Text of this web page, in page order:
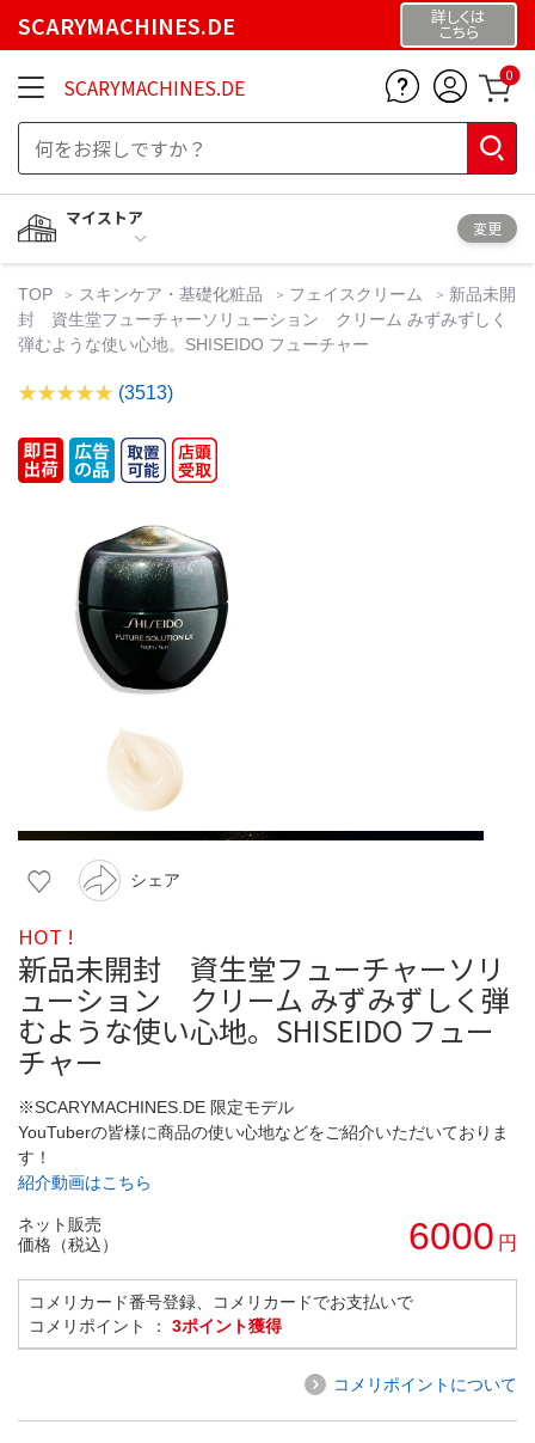
SCARYMACHINES.DE 詳しくは
こちら
SCARYMACHINES.DE 0
マイストア
変更
TOP スキンケア・基礎化粧品 フェイスクリーム
新品未開
封 資生堂フューチャーソリューション クリーム みずみずしく
弾むような使い心地。SHISEIDO フューチャー
(3513)
シェア
HOT !
新品未開封 資生堂フューチャーソリ
ューション クリーム みずみずしく弾
むような使い心地。SHISEIDO フュー
チャー
※SCARYMACHINES.DE 限定モデル
YouTuberの皆様に商品の使い心地などをご紹介いただいておりま
す！
紹介動画はこちら
ネット販売
価格（税込）
6000 円
コメリカード番号登録、コメリカードでお支払いで
コメリポイント ： 3ポイント獲得
コメリポイントについて